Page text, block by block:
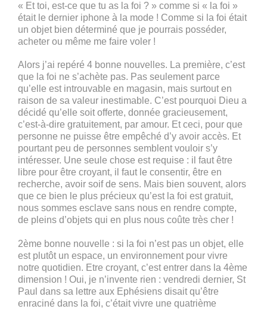
« Et toi, est-ce que tu as la foi ? » comme si « la foi »
était le dernier iphone à la mode ! Comme si la foi était
un objet bien déterminé que je pourrais posséder,
acheter ou même me faire voler !
Alors j’ai repéré 4 bonne nouvelles. La première, c’est
que la foi ne s’achète pas. Pas seulement parce
qu’elle est introuvable en magasin, mais surtout en
raison de sa valeur inestimable. C’est pourquoi Dieu a
décidé qu’elle soit offerte, donnée gracieusement,
c’est-à-dire gratuitement, par amour. Et ceci, pour que
personne ne puisse être empêché d’y avoir accès. Et
pourtant peu de personnes semblent vouloir s’y
intéresser. Une seule chose est requise : il faut être
libre pour être croyant, il faut le consentir, être en
recherche, avoir soif de sens. Mais bien souvent, alors
que ce bien le plus précieux qu’est la foi est gratuit,
nous sommes esclave sans nous en rendre compte,
de pleins d’objets qui en plus nous coûte très cher !
2ème bonne nouvelle : si la foi n’est pas un objet, elle
est plutôt un espace, un environnement pour vivre
notre quotidien. Etre croyant, c’est entrer dans la 4ème
dimension ! Oui, je n’invente rien : vendredi dernier, St
Paul dans sa lettre aux Ephésiens disait qu’être
enraciné dans la foi, c’était vivre une quatrième